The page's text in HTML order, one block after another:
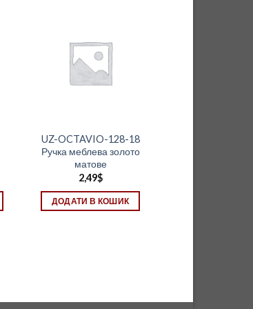
UZ-OCTAVIO-128-18
Ручка меблева золото
матове
2,49$
ДОДАТИ В КОШИК